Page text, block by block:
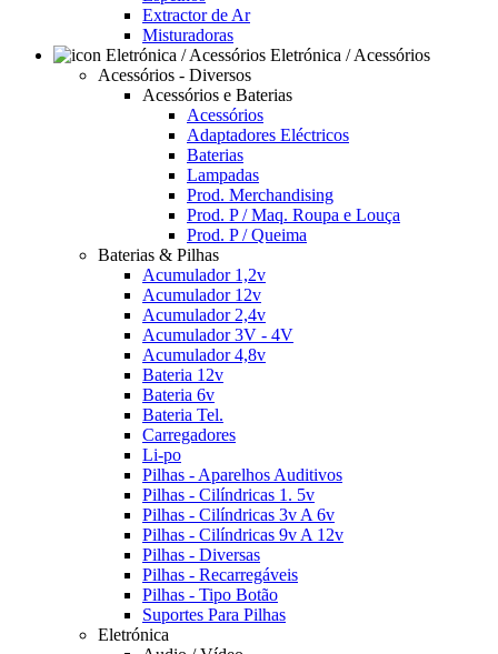
Extractor de Ar
Misturadoras
Eletrónica / Acessórios
Acessórios - Diversos
Acessórios e Baterias
Acessórios
Adaptadores Eléctricos
Baterias
Lampadas
Prod. Merchandising
Prod. P / Maq. Roupa e Louça
Prod. P / Queima
Baterias & Pilhas
Acumulador 1,2v
Acumulador 12v
Acumulador 2,4v
Acumulador 3V - 4V
Acumulador 4,8v
Bateria 12v
Bateria 6v
Bateria Tel.
Carregadores
Li-po
Pilhas - Aparelhos Auditivos
Pilhas - Cilíndricas 1. 5v
Pilhas - Cilíndricas 3v A 6v
Pilhas - Cilíndricas 9v A 12v
Pilhas - Diversas
Pilhas - Recarregáveis
Pilhas - Tipo Botão
Suportes Para Pilhas
Eletrónica